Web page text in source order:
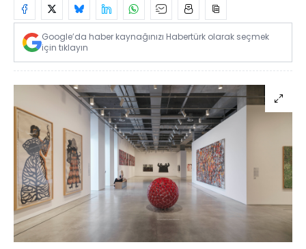
Google’da haber kaynağınızı Habertürk olarak seçmek
için tıklayın